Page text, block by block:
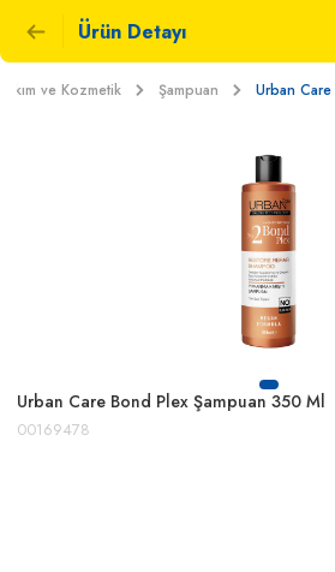
Ürün Detayı
ve Kozmetik Şampuan Urban
Urban Care Bond Plex Şampuan 350 Ml
00169478